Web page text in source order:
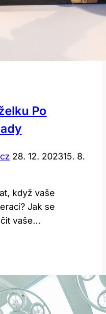
Po
28. 12. 202315. 8.
když vaše
Jak se
vaše…